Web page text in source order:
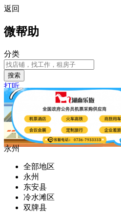
返回
微帮助
分类
搜索
打听
永州
全部地区
永州
东安县
冷水滩区
双牌县